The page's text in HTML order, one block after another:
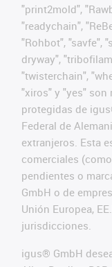
"print2mold",
"readychain",
"Rohbot", "savfe",
dryway",
"twisterchain",
"xiros" y "yes" son
protegidas de
Federal de
extranjeros. Esta
comerciales
pendientes o
GmbH o de
Unión Europea,
jurisdicciones.
igus® GmbH